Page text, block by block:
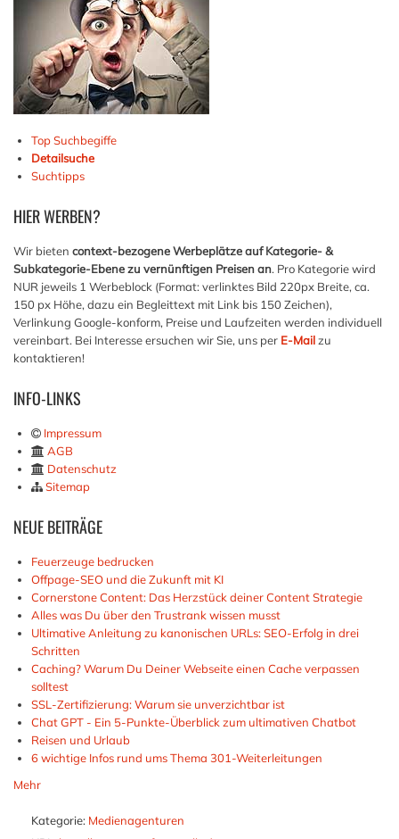
Top Suchbegiffe
Detailsuche
Suchtipps
HIERWERBEN?
Wir bieten context-bezogene Werbeplätze auf Kategorie- &
Subkategorie-Ebene zu vernünftigen Preisen an. Pro Kategorie wird
NUR jeweils 1 Werbeblock (Format: verlinktes Bild 220px Breite, ca.
150 px Höhe, dazu ein Begleittext mit Link bis 150 Zeichen),
Verlinkung Google-konform, Preise und Laufzeiten werden individuell
vereinbart. Bei Interesse ersuchen wir Sie, uns per E-Mailzu
kontaktieren!
INFO-LINKS
Impressum
AGB
Datenschutz
Sitemap
NEUEBEITRÄGE
Feuerzeuge bedrucken
Offpage-SEO und die Zukunft mit KI
Cornerstone Content: Das Herzstück deiner Content Strategie
Alles was Du über den Trustrank wissen musst
Ultimative Anleitung zu kanonischen URLs: SEO-Erfolg in drei
Schritten
Caching? Warum Du Deiner Webseite einen Cache verpassen
solltest
SSL-Zertifizierung: Warum sie unverzichtbar ist
Chat GPT - Ein 5-Punkte-Überblick zum ultimativen Chatbot
Reisen und Urlaub
6 wichtige Infos rund ums Thema 301-Weiterleitungen
Mehr
Kategorie: Medienagenturen